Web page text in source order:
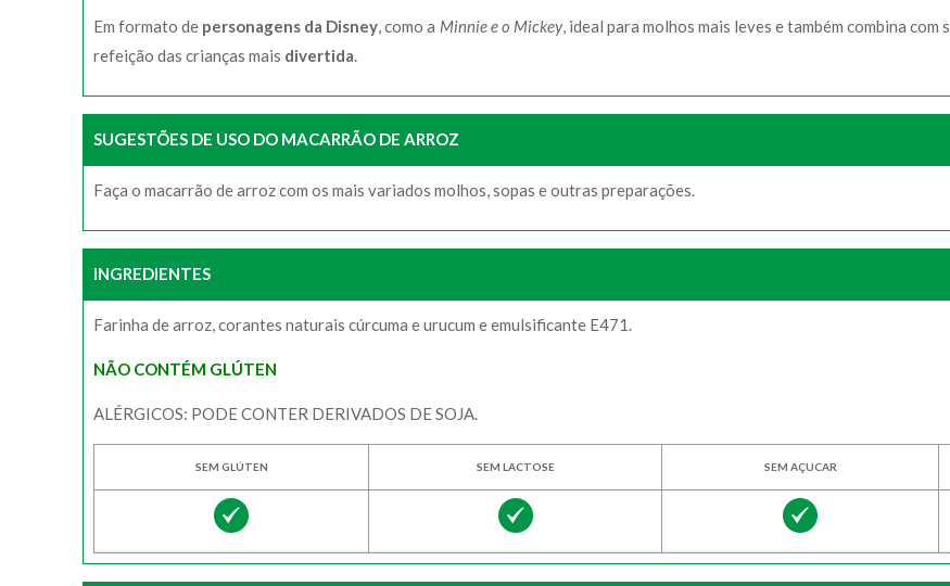
Em formato de personagens da Disney, como a Minnie e o Mickey, ideal para molhos mais leves e também combina
refeição das crianças mais divertida.
SUGESTÕES DE USO DO MACARRÃO DE ARROZ
Faça o macarrão de arroz com os mais variados molhos, sopas e outras preparações.
INGREDIENTES
Farinha de arroz, corantes naturais cúrcuma e urucum e emulsificante E471.
NÃO CONTÉM GLÚTEN
ALÉRGICOS: PODE CONTER DERIVADOS DE SOJA.
SEM GLÚTEN SEM LACTOSE SEM AÇUCAR